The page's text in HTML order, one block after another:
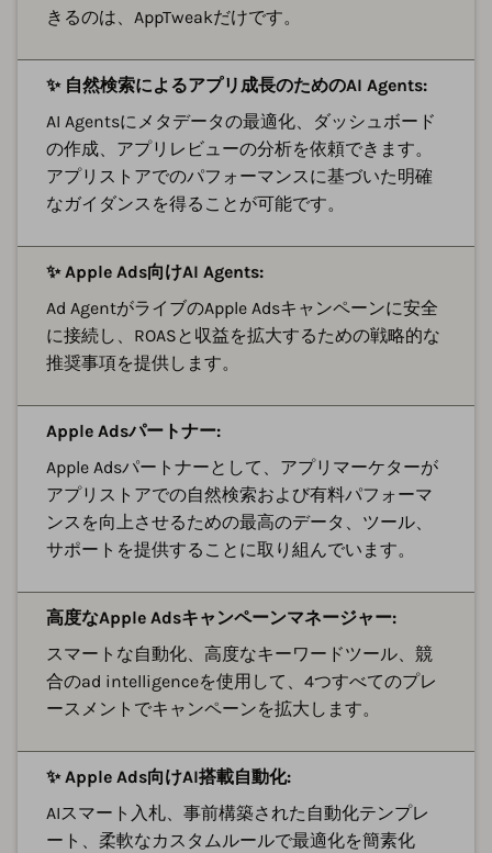
きるのは、AppTweakだけです。
✨ 自然検索によるアプリ成長のためのAI Agents:
AI Agentsにメタデータの最適化、ダッシュボード
の作成、アプリレビューの分析を依頼できます。
アプリストアでのパフォーマンスに基づいた明確
なガイダンスを得ることが可能です。
✨ Apple Ads向けAI Agents:
Ad AgentがライブのApple Adsキャンペーンに安全
に接続し、ROASと収益を拡大するための戦略的な
推奨事項を提供します。
Apple Adsパートナー:
Apple Adsパートナーとして、アプリマーケターが
アプリストアでの自然検索および有料パフォーマ
ンスを向上させるための最高のデータ、ツール、
サポートを提供することに取り組んでいます。
高度なApple Adsキャンペーンマネージャー:
スマートな自動化、高度なキーワードツール、競
合のad intelligenceを使用して、4つすべてのプレ
ースメントでキャンペーンを拡大します。
✨ Apple Ads向けAI搭載自動化:
AIスマート入札、事前構築された自動化テンプレ
ート、柔軟なカスタムルールで最適化を簡素化